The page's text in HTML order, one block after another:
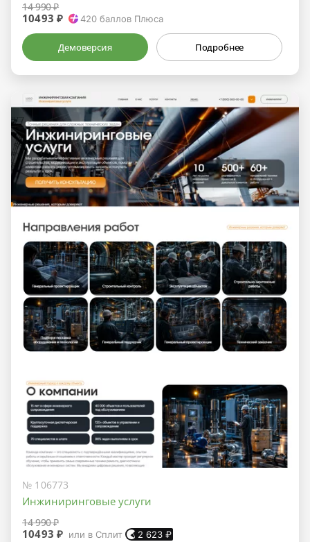
14 990 ₽
10493 ₽ 420 баллов Плюса
Демоверсия Подробнее
№ 106773
Инжиниринговые услуги
14 990 ₽
10493 ₽ или в Сплит 2 623 ₽